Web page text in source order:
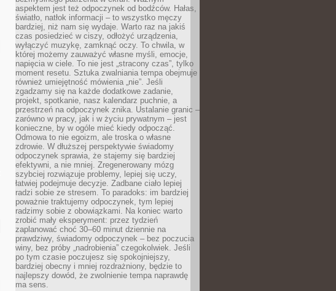
aspektem jest też odpoczynek od bodźców. Hałas,
światło, natłok informacji – to wszystko męczy
bardziej, niż nam się wydaje. Warto raz na jakiś
czas posiedzieć w ciszy, odłożyć urządzenia,
wyłączyć muzykę, zamknąć oczy. To chwila, w
której możemy zauważyć własne myśli, emocje,
napięcia w ciele. To nie jest „stracony czas”, tylko
moment resetu. Sztuka zwalniania tempa obejmuje
również umiejętność mówienia „nie”. Jeśli
zgadzamy się na każde dodatkowe zadanie,
projekt, spotkanie, nasz kalendarz puchnie, a
przestrzeń na odpoczynek znika. Ustalanie granic –
zarówno w pracy, jak i w życiu prywatnym – jest
konieczne, by w ogóle mieć kiedy odpocząć.
Odmowa to nie egoizm, ale troska o własne
zdrowie. W dłuższej perspektywie świadomy
odpoczynek sprawia, że stajemy się bardziej
efektywni, a nie mniej. Zregenerowany mózg
szybciej rozwiązuje problemy, lepiej się uczy,
łatwiej podejmuje decyzje. Zadbane ciało lepiej
radzi sobie ze stresem. To paradoks: im bardziej
poważnie traktujemy odpoczynek, tym lepiej
radzimy sobie z obowiązkami. Na koniec warto
zrobić mały eksperyment: przez tydzień
zaplanować choć 30–60 minut dziennie na
prawdziwy, świadomy odpoczynek – bez poczucia
winy, bez próby „nadrobienia” czegokolwiek. Jeśli
po tym czasie poczujesz się spokojniejszy,
bardziej obecny i mniej rozdrażniony, będzie to
najlepszy dowód, że zwolnienie tempa naprawdę
ma sens.